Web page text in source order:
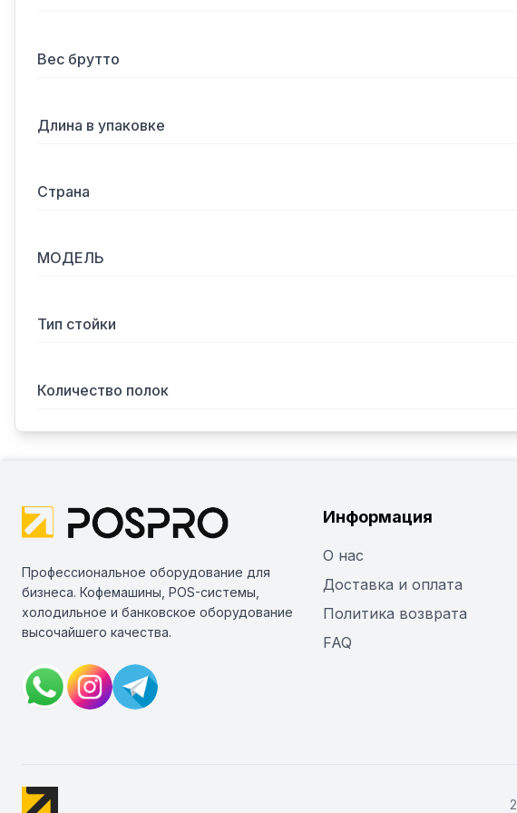
Вес брутто
Длина в упаковке
Страна
МОДЕЛЬ
Тип стойки
Количество полок
Профессиональное оборудование для
бизнеса. Кофемашины, POS-системы,
холодильное и банковское оборудование
высочайшего качества.
Информация
О нас
Доставка и оплата
Политика возврата
FAQ